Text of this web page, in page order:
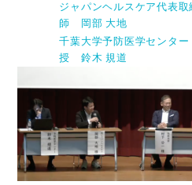
ジャパンヘルスケア代表取
師 岡部 大地
千葉大学予防医学センタ
授 鈴木 規道